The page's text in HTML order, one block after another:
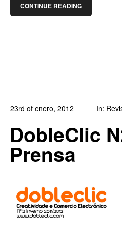
CONTINUE READING
23rd of enero, 2012 In:
DobleClic
Prensa